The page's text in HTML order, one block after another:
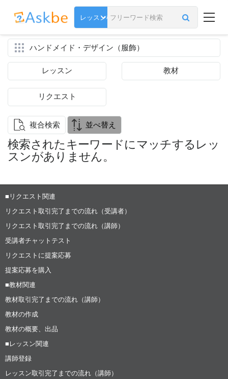
ハンドメイド・デザイン（服飾）
レッスン 教材
リクエスト
複合検索 並べ替え
検索されたキーワードにマッチするレッ
スンがありません。
■リクエスト関連
リクエスト取引完了までの流れ（受講者）
リクエスト取引完了までの流れ（講師）
受講者チャットテスト
リクエストに提案応募
提案応募を購入
■教材関連
教材取引完了までの流れ（講師）
教材の作成
教材の概要、出品
■レッスン関連
講師登録
レッスン取引完了までの流れ（講師）